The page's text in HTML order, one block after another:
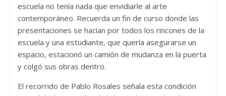
escuela no tenía nada que envidiarle al arte
contemporáneo. Recuerda un fin de curso donde las
presentaciones se hacían por todos los rincones de la
escuela y una estudiante, que quería asegurarse un
espacio, estacionó un camión de mudanza en la puerta
y colgó sus obras dentro.
El recorrido de Pablo Rosales señala esta condición